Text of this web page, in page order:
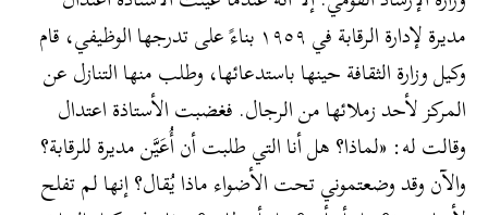
مديرة لإدارة الرقابة في ١٩٥٩ بناءً على تدرجها الوظيفي، قام
وكيل وزارة الثقافة حينها باستدعائها، وطلب منها التنازل عن
المركز لأحد زملائها من الرجال. فغضبت الأستاذة اعتدال
وقالت له: «لماذا؟ هل أنا التي طلبت أن أُعَيَّن مديرة للرقابة؟
والآن وقد وضعتموني تحت الأضواء ماذا يُقال؟ إنها لم تفلح